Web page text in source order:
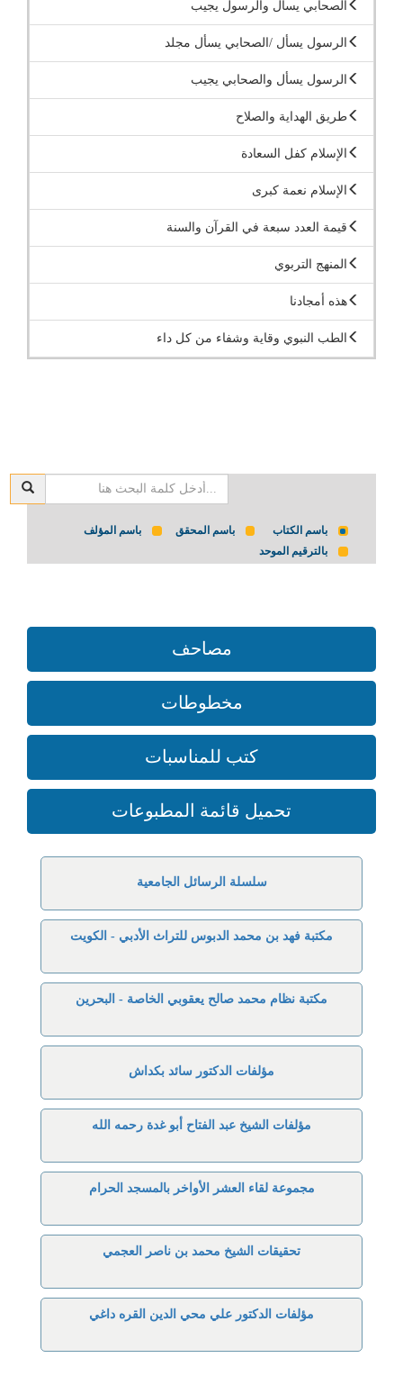
الصحابي يسأل والرسول يجيب
الرسول يسأل /الصحابي يسأل مجلد
الرسول يسأل والصحابي يجيب
طريق الهداية والصلاح
الإسلام كفل السعادة
الإسلام نعمة كبرى
قيمة العدد سبعة في القرآن والسنة
المنهج التربوي
هذه أمجادنا
الطب النبوي وقاية وشفاء من كل داء
باسم الكتاب باسم المحقق
باسم المؤلف
بالترقيم الموحد
مصاحف
مخطوطات
كتب للمناسبات
تحميل قائمة المطبوعات
سلسلة الرسائل الجامعية
مكتبة فهد بن محمد الدبوس للتراث الأدبي - الكويت
مكتبة نظام محمد صالح يعقوبي الخاصة - البحرين
مؤلفات الدكتور سائد بكداش
مؤلفات الشيخ عبد الفتاح أبو غدة رحمه الله
مجموعة لقاء العشر الأواخر بالمسجد الحرام
تحقيقات الشيخ محمد بن ناصر العجمي
مؤلفات الدكتور علي محي الدين القره داغي